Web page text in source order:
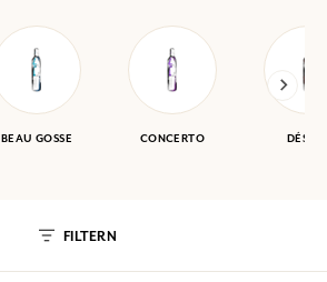
BEAU GOSSE CONCERTO
FILTERN